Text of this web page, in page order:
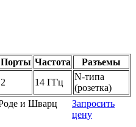
Порты Частота
Разъемы
2 14 ГГц
N-типа
(розетка)
и Шварц
Запросить
цену